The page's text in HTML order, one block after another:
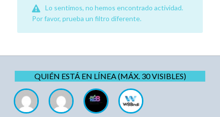
Lo sentimos, no hemos encontrado actividad.
Por favor, prueba un filtro diferente.
QUIÉN ESTÁ EN LÍNEA (MÁX. 30 VISIBLES)